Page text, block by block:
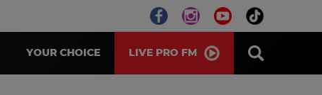
YOUR CHOICE LIVE PRO FM